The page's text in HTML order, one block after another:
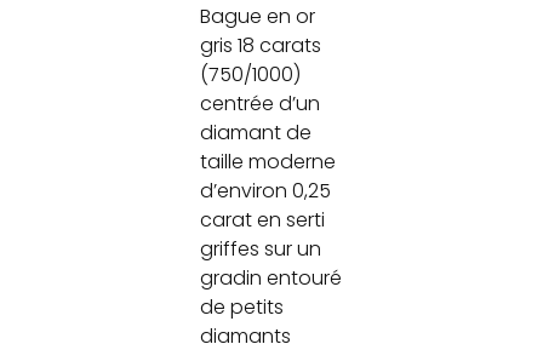
Bague en or
gris 18 carats
(750/1000)
centrée d’un
diamant de
taille moderne
d’environ 0,25
carat en serti
griffes sur un
gradin entouré
de petits
diamants